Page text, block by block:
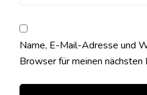
Name, E-Mail-Adresse und
Browser für meinen nächsten